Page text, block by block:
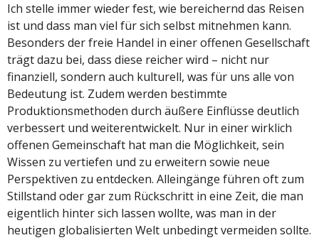
Ich stelle immer wieder fest, wie bereichernd das Reisen
ist und dass man viel für sich selbst mitnehmen kann.
Besonders der freie Handel in einer offenen Gesellschaft
trägt dazu bei, dass diese reicher wird – nicht nur
finanziell, sondern auch kulturell, was für uns alle von
Bedeutung ist. Zudem werden bestimmte
Produktionsmethoden durch äußere Einflüsse deutlich
verbessert und weiterentwickelt. Nur in einer wirklich
offenen Gemeinschaft hat man die Möglichkeit, sein
Wissen zu vertiefen und zu erweitern sowie neue
Perspektiven zu entdecken. Alleingänge führen oft zum
Stillstand oder gar zum Rückschritt in eine Zeit, die man
eigentlich hinter sich lassen wollte, was man in der
heutigen globalisierten Welt unbedingt vermeiden sollte.